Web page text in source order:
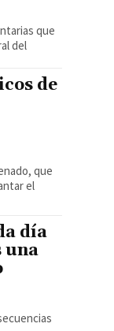
que
del
de
que
el
día
una